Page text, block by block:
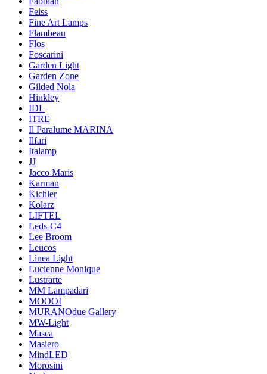
Feiss
Fine Art Lamps
Flambeau
Flos
Foscarini
Garden Light
Garden Zone
Gilded Nola
Hinkley
IDL
ITRE
Il Paralume MARINA
Ilfari
Italamp
JJ
Jacco Maris
Karman
Kichler
Kolarz
LIFTEL
Leds-C4
Lee Broom
Leucos
Linea Light
Lucienne Monique
Lustrarte
MM Lampadari
MOOOI
MURANOdue Gallery
MW-Light
Masca
Masiero
MindLED
Morosini